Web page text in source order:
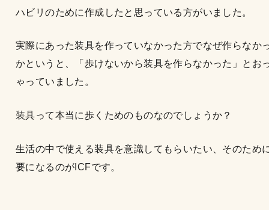
ハビリのために作成したと思っている方がいました。
実際にあった装具を作っていなかった方でなぜ作らなか
かというと、「歩けないから装具を作らなかった」とお
ゃっていました。
装具って本当に歩くためのものなのでしょうか？
生活の中で使える装具を意識してもらいたい、そのため
要になるのがICFです。